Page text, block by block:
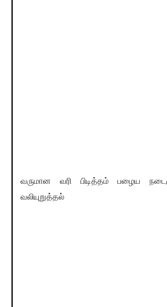
வருமான வரி பிடித்தம் பழைய
வலியுறுத்தல்